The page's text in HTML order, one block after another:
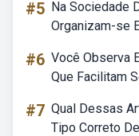
#5 Na Sociedade
Organizam-se
#6 Você Observa
Que Facilitam
#7 Qual Dessas
Tipo Correto